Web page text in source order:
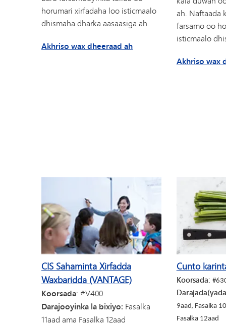
horumari xirfadaha loo isticmaalo
dhismaha dharka aasaasiga ah.
Akhriso wax dheeraad ahoo ku saabsan Dhismaha
ah. Naftaada
farsamo oo
isticmaalo
Akhriso wax
CIS Sahaminta Xirfadda
Waxbaridda (VANTAGE)
Koorsada: #V400
Darajooyinka la bixiyo: Fasalka
11aad ama Fasalka 12aad
Cunto
Koorsada:
9aad, Fasalka
Fasalka 12aad